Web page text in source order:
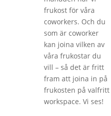
frukost för våra
coworkers. Och du
som är coworker
kan joina vilken av
våra frukostar du
vill – så det är fritt
fram att joina in på
frukosten på valfritt
workspace. Vi ses!